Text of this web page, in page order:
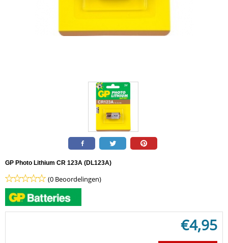
GP Photo Lithium CR 123A (DL123A)
(0 Beoordelingen)
€4,95